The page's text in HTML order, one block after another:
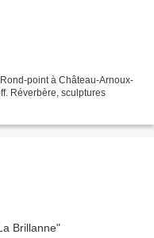
point à Château-Arnoux-
Réverbère, sculptures